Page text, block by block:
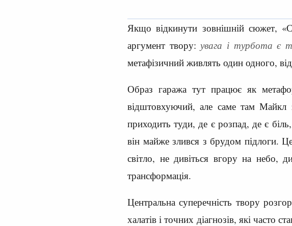
Якщо відкинути зовнішній сюжет,
аргумент твору:увага і турбота є
метафізичний живлять один одного,
Образ гаража тут працює як
відштовхуючий, але саме там
приходить туди, де є розпад, де є
він майже злився з брудом підлоги.
світло, не дивіться вгору на небо,
трансформація.
Центральна суперечність твору
халатів і точних діагнозів, які часто